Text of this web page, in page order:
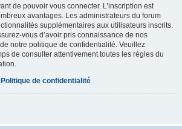
de pouvoir vous connecter. L’inscription est
avantages. Les administrateurs du forum
supplémentaires aux utilisateurs inscrits.
vous d’avoir pris connaissance de nos
notre politique de confidentialité. Veuillez
de consulter attentivement toutes les règles du
Politique de confidentialité